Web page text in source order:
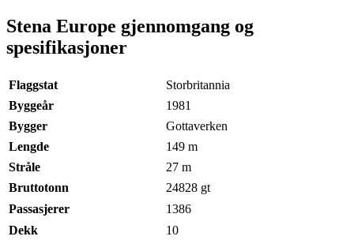
Stena Europe gjennomgang og
spesifikasjoner
Flaggstat
Storbritannia
Byggeår
1981
Bygger
Gottaverken
Lengde
149 m
Stråle
27 m
Bruttotonn
24828 gt
Passasjerer
1386
Dekk
10